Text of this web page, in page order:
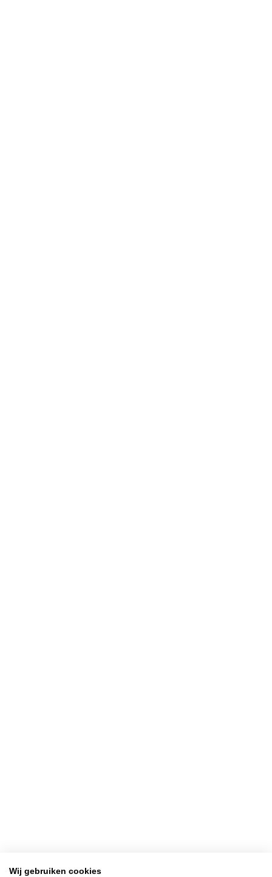
Wij gebruiken cookies